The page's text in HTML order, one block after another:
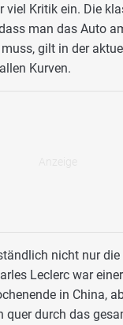
viel Kritik ein. Die
man das Auto
gilt in der
Kurven.
nicht nur die
Leclerc war
in China,
quer durch das